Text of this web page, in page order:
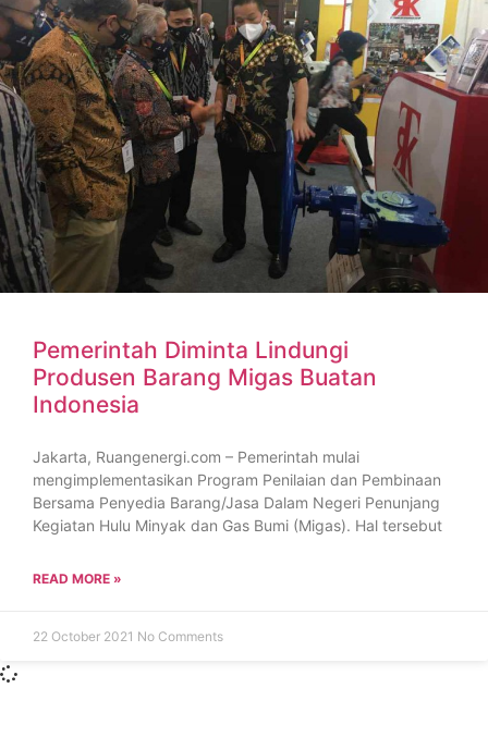
Pemerintah Diminta Lindungi
Produsen Barang Migas Buatan
Indonesia
Jakarta, Ruangenergi.com – Pemerintah mulai
mengimplementasikan Program Penilaian dan Pembinaan
Bersama Penyedia Barang/Jasa Dalam Negeri Penunjang
Kegiatan Hulu Minyak dan Gas Bumi (Migas). Hal tersebut
READ MORE »
22 October 2021 No Comments